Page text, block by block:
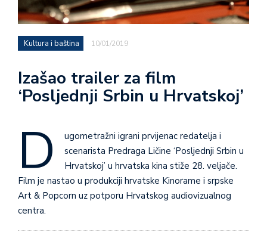
Kultura i baština 10/01/2019
Izašao trailer za film
‘Posljednji Srbin u Hrvatskoj’
D
ugometražni igrani prvijenac redatelja i
scenarista Predraga Ličine ‘Posljednji Srbin u
Hrvatskoj’ u hrvatska kina stiže 28. veljače.
Film je nastao u produkciji hrvatske Kinorame i srpske
Art & Popcorn uz potporu Hrvatskog audiovizualnog
centra.